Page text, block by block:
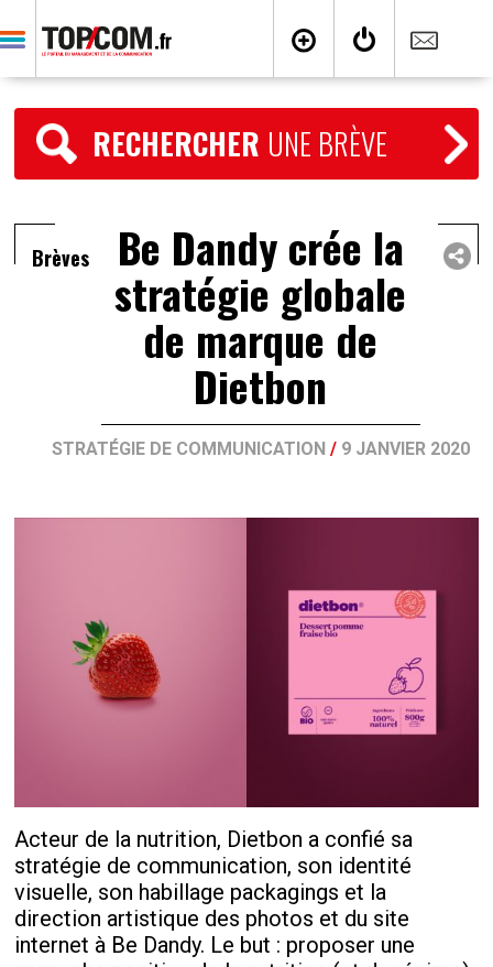
RECHERCHER UNE BRÈVE
Brèves Be Dandy crée la
stratégie globale
de marque de
Dietbon
STRATÉGIE DE COMMUNICATION/ 9 JANVIER 2020
Acteur de la nutrition, Dietbon a confié sa
stratégie de communication, son identité
visuelle, son habillage packagings et la
direction artistique des photos et du site
internet à Be Dandy. Le but : proposer une